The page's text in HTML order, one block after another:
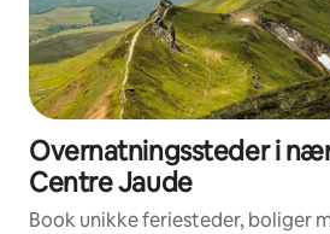
Overnatningssteder i
Centre Jaude
Book unikke feriesteder, boliger